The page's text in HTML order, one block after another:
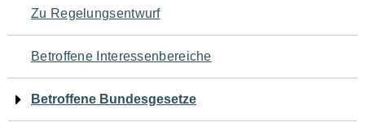
den
Seiteninhalt
Zu Regelungsentwurf
Betroffene Interessenbereiche
Betroffene Bundesgesetze